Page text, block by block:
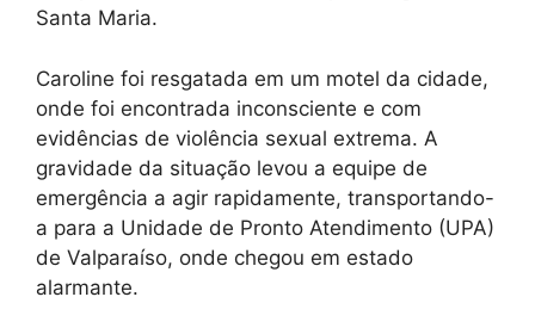
Santa Maria.
Caroline foi resgatada em um motel da cidade,
onde foi encontrada inconsciente e com
evidências de violência sexual extrema. A
gravidade da situação levou a equipe de
emergência a agir rapidamente, transportando-
a para a Unidade de Pronto Atendimento (UPA)
de Valparaíso, onde chegou em estado
alarmante.